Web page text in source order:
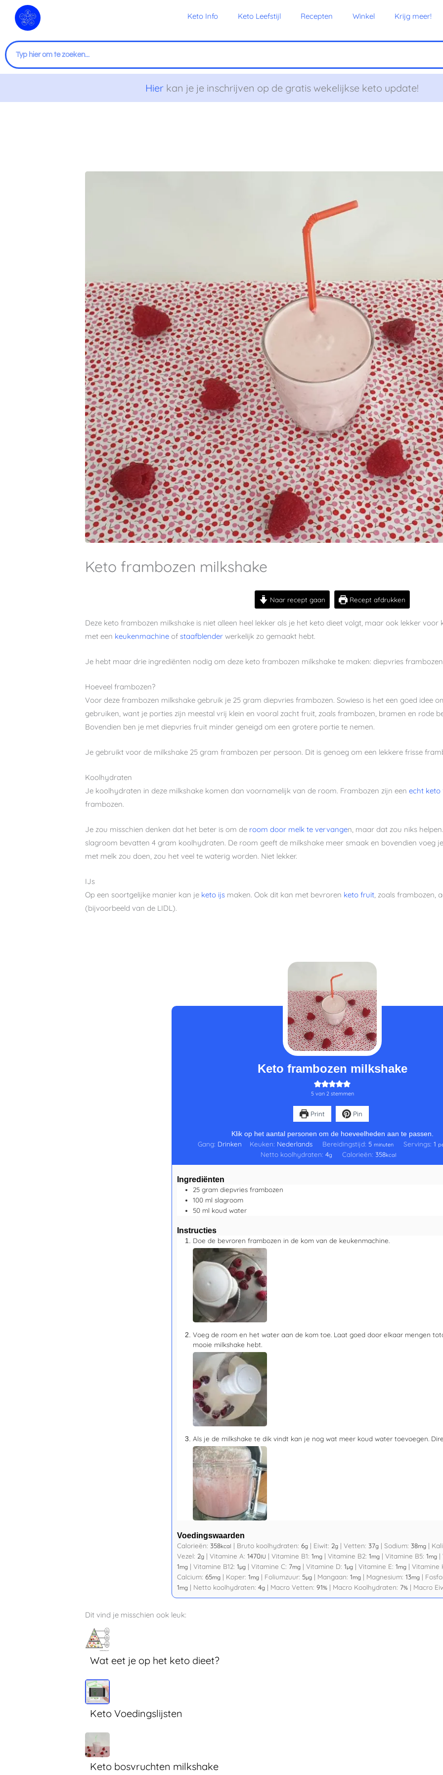
naar
inhoud
Keto Info Keto Leefstijl Recepten Winkel Krijg meer!
Zoeken
Hierkan je je inschrijven op de gratis wekelijkse keto update!
Keto frambozen milkshake
Naar recept gaan Recept afdrukken
Deze keto frambozen milkshake is niet alleen heel lekker als je het keto dieet volgt, maar ook lekker voor
met een keukenmachine ofstaafblenderwerkelijk zo gemaakt hebt.
Je hebt maar drie ingrediënten nodig om deze keto frambozen milkshake te maken: diepvries
Hoeveel frambozen?
Voor deze frambozen milkshake gebruik je 25 gram diepvries frambozen. Sowieso is het een goed idee
gebruiken, want je porties zijn meestal vrij klein en vooral zacht fruit, zoals frambozen, bramen en rode
Bovendien ben je met diepvries fruit minder geneigd om een grotere portie te nemen.
Je gebruikt voor de milkshake 25 gram frambozen per persoon. Dit is genoeg om een lekkere frisse
Koolhydraten
Je koolhydraten in deze milkshake komen dan voornamelijk van de room. Frambozen zijn eenecht keto
frambozen.
Je zou misschien denken dat het beter is om de room door melk te vervangen, maar dat zou niks
slagroom bevatten 4 gram koolhydraten. De room geeft de milkshake meer smaak en bovendien voeg
met melk zou doen, zou het veel te waterig worden. Niet lekker.
IJs
Op een soortgelijke manier kan je keto ijs maken. Ook dit kan met bevroren keto fruit , zoals frambozen,
(bijvoorbeeld van de LIDL).
Keto frambozen milkshake
5van 2stemmen
Print Pin
Klik op het aantal personen om de hoeveelheden aan te passen.
Gang: Drinken Keuken: Nederlands Bereidingstijd: 5
minuten
minuten Servings:1
Netto koolhydraten: 4g Calorieën: 358kcal
Ingrediënten
25 gram diepvries frambozen
100 ml slagroom
50 ml koud water
Instructies
Doe de bevroren frambozen in de kom van de keukenmachine.
Voeg de room en het water aan de kom toe. Laat goed door elkaar mengen
mooie milkshake hebt.
Als je de milkshake te dik vindt kan je nog wat meer koud water toevoegen.
Voedingswaarden
Calorieën: 358kcal | Bruto koolhydraten: 6g | Eiwit: 2g | Vetten: 37g | Sodium: 38mg |
Vezel: 2g | Vitamine A: 1470IU | Vitamine B1: 1mg | Vitamine B2: 1mg | Vitamine B5: 1mg |
1mg | Vitamine B12: 1µg | Vitamine C: 7mg | Vitamine D: 1µg | Vitamine E: 1mg | Vitamine
Calcium: 65mg | Koper: 1mg | Foliumzuur: 5µg | Mangaan: 1mg | Magnesium: 13mg |
1mg | Netto koolhydraten: 4g | Macro Vetten: 91% | Macro Koolhydraten: 7% | Macro
Dit vind je misschien ook leuk:
Wat eet je op het keto dieet?
Keto Voedingslijsten
Keto bosvruchten milkshake